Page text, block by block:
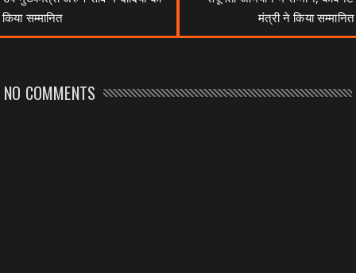
किया सम्मानित
मंत्री ने किया सम्मानित
NO COMMENTS